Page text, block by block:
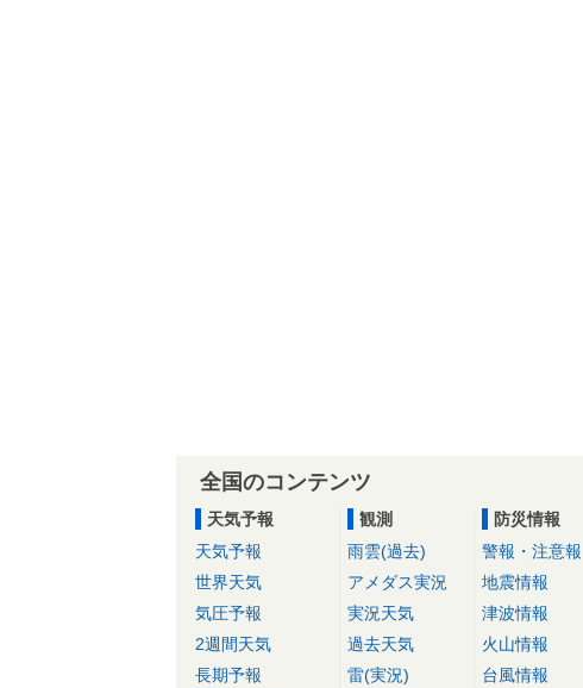
全国のコンテンツ
天気予報
天気予報
世界天気
気圧予報
2週間天気
長期予報
観測
雨雲(過去)
アメダス実況
実況天気
過去天気
雷(実況)
防災情報
警報・注意報
地震情報
津波情報
火山情報
台風情報